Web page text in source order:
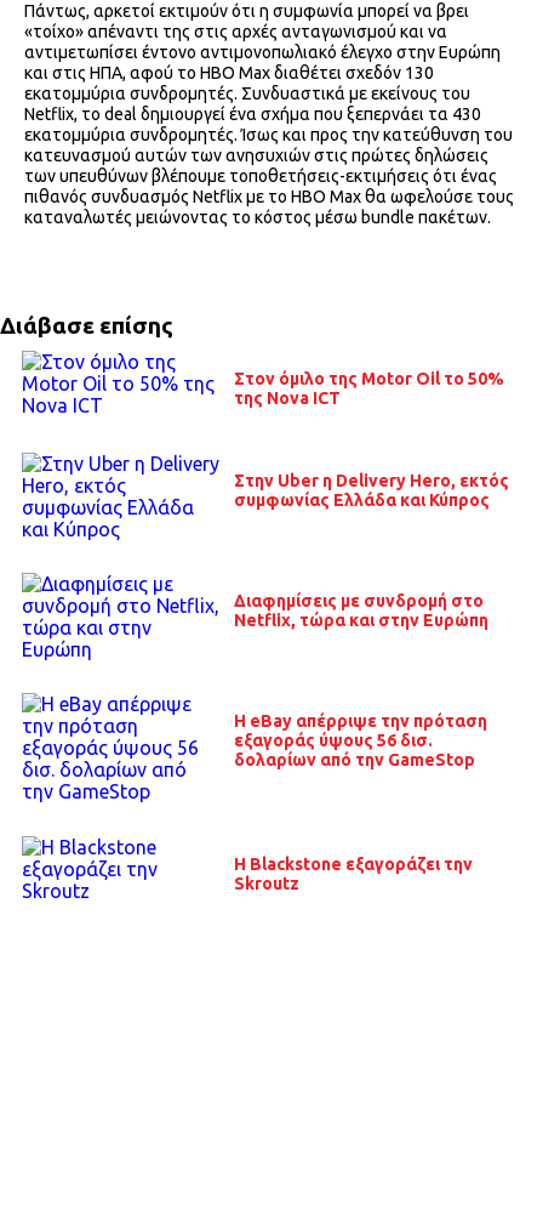
Πάντως, αρκετοί εκτιμούν ότι η συμφωνία μπορεί να βρει
«τοίχο» απέναντι της στις αρχές ανταγωνισμού και να
αντιμετωπίσει έντονο αντιμονοπωλιακό έλεγχο στην Ευρώπη
και στις ΗΠΑ, αφού το HBO Max διαθέτει σχεδόν 130
εκατομμύρια συνδρομητές. Συνδυαστικά με εκείνους του
Netflix, το deal δημιουργεί ένα σχήμα που ξεπερνάει τα 430
εκατομμύρια συνδρομητές. Ίσως και προς την κατεύθυνση του
κατευνασμού αυτών των ανησυχιών στις πρώτες δηλώσεις
των υπευθύνων βλέπουμε τοποθετήσεις-εκτιμήσεις ότι ένας
πιθανός συνδυασμός Netflix με το HBO Max θα ωφελούσε τους
καταναλωτές μειώνοντας το κόστος μέσω bundle πακέτων.
Διάβασε επίσης
Στον όμιλο της Motor Oil το 50%
της Nova ICT
Στην Uber η Delivery Hero, εκτός
συμφωνίας Ελλάδα και Κύπρος
Διαφημίσεις με συνδρομή στο
Netflix, τώρα και στην Ευρώπη
H eBay απέρριψε την πρόταση
εξαγοράς ύψους 56 δισ.
δολαρίων από την GameStop
Η Blackstone εξαγοράζει την
Skroutz